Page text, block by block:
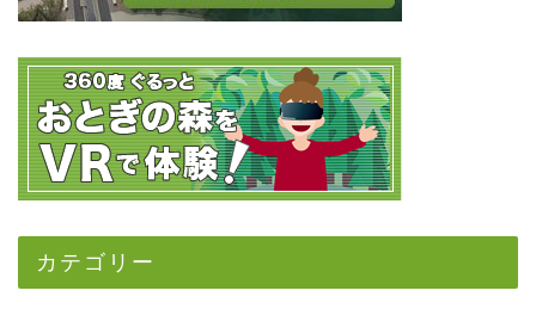
カテゴリー